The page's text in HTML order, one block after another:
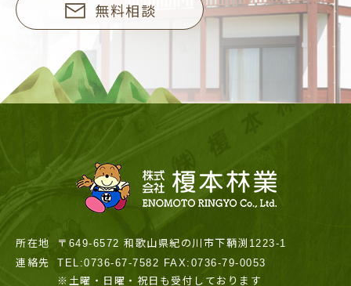
無料相談
所在地
〒649-6572 和歌山県紀の川市下鞆渕1223-1
連絡先
TEL:0736-67-7582 FAX:0736-79-0053
※土曜・日曜・祝日も受付しております